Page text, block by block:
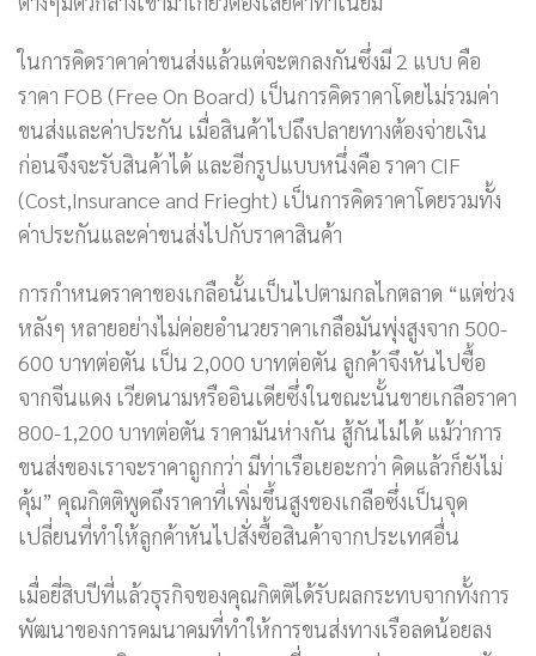
ในการคิดราคาค่าขนส่งแล้วแต่จะตกลงกันซึ่งมี 2 แบบ คือ
ราคา FOB (Free On Board) เป็นการคิดราคาโดยไม่รวมค่า
ขนส่งและค่าประกัน เมื่อสินค้าไปถึงปลายทางต้องจ่ายเงิน
ก่อนจึงจะรับสินค้าได้ และอีกรูปแบบหนึ่งคือ ราคา CIF
(Cost,Insurance and Frieght) เป็นการคิดราคาโดยรวมทั้ง
ค่าประกันและค่าขนส่งไปกับราคาสินค้า
การกำหนดราคาของเกลือนั้นเป็นไปตามกลไกตลาด “แต่ช่วง
หลังๆ หลายอย่างไม่ค่อยอำนวยราคาเกลือมันพุ่งสูงจาก 500-
600 บาทต่อตัน เป็น 2,000 บาทต่อตัน ลูกค้าจึงหันไปซื้อ
จากจีนแดง เวียดนามหรืออินเดียซึ่งในขณะนั้นขายเกลือราคา
800-1,200 บาทต่อตัน ราคามันห่างกัน สู้กันไม่ได้ แม้ว่าการ
ขนส่งของเราจะราคาถูกกว่า มีท่าเรือเยอะกว่า คิดแล้วก็ยังไม่
คุ้ม” คุณกิตติพูดถึงราคาที่เพิ่มขึ้นสูงของเกลือซึ่งเป็นจุด
เปลี่ยนที่ทำให้ลูกค้าหันไปสั่งซื้อสินค้าจากประเทศอื่น
เมื่อยี่สิบปีที่แล้วธุรกิจของคุณกิตติได้รับผลกระทบจากทั้งการ
พัฒนาของการคมนาคมที่ทำให้การขนส่งทางเรือลดน้อยลง